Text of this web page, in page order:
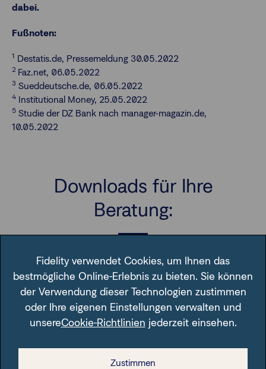
dabei.
Fußnoten:
1 Destatis.de, Pressemeldung 30.05.2022
2 Faz.net, 06.05.2022
3 Sueddeutsche.de, 06.05.2022
4 Institutional Money, 25.05.2022
5 Studie der DZ Bank nach manager-magazin.de,
10.05.2022
Downloads für Ihre
Beratung:
Grafik: Stilfaktoren im Januar 2022: deutliche
Spreizung
Diese Grafik wird Ihnen unentgeltlich zur Verfügung gestellt.
sicherzustellen, dass alle gesetzlichen Anforderungen in
diesem Zusammenhang erfüllt sind. Die FIL Fondsbank
Fidelity verwendet Cookies, um Ihnen das
bestmögliche Online-Erlebnis zu bieten. Sie können
der Verwendung dieser Technologien zustimmen
oder Ihre eigenen Einstellungen verwalten und
unsereCookie-Richtlinien jederzeit einsehen.
Zustimmen